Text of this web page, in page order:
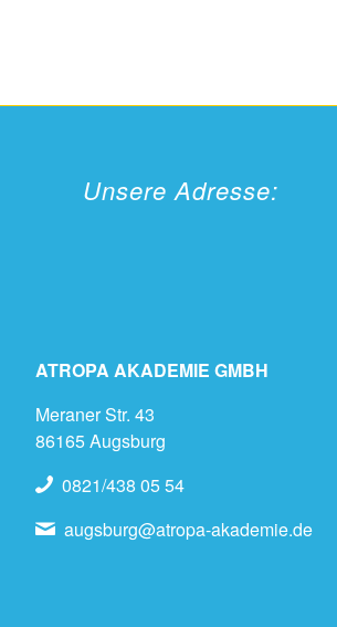
Unsere Adresse:
ATROPA AKADEMIE GMBH
Meraner Str. 43
86165 Augsburg
0821/438 05 54
augsburg@atropa-akademie.de